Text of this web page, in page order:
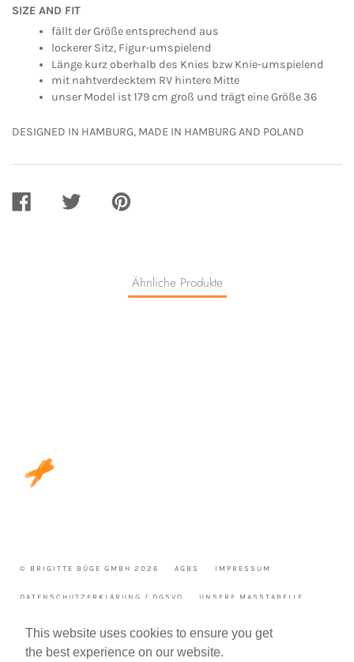
This website uses cookies to ensure you get
the best experience on our website.
SIZE AND FIT
fällt der Größe entsprechend aus
lockerer Sitz, Figur-umspielend
Länge kurz oberhalb des Knies bzw Knie-umspielend
mit nahtverdecktem RV hintere Mitte
unser Model ist 179 cm groß und trägt eine Größe 36
DESIGNED IN HAMBURG, MADE IN HAMBURG AND POLAND
AUF
AUF
AUF
Ähnliche Produkte
© BRIGITTE BÜGE GMBH 2026 AGBS IMPRESSUM
DATENSCHUTZERKLÄRUNG / DGSVO UNSERE MASSTABELLE
WIR FREUEN UNS AUF DEINE FRAGE ODER NACHRICHT